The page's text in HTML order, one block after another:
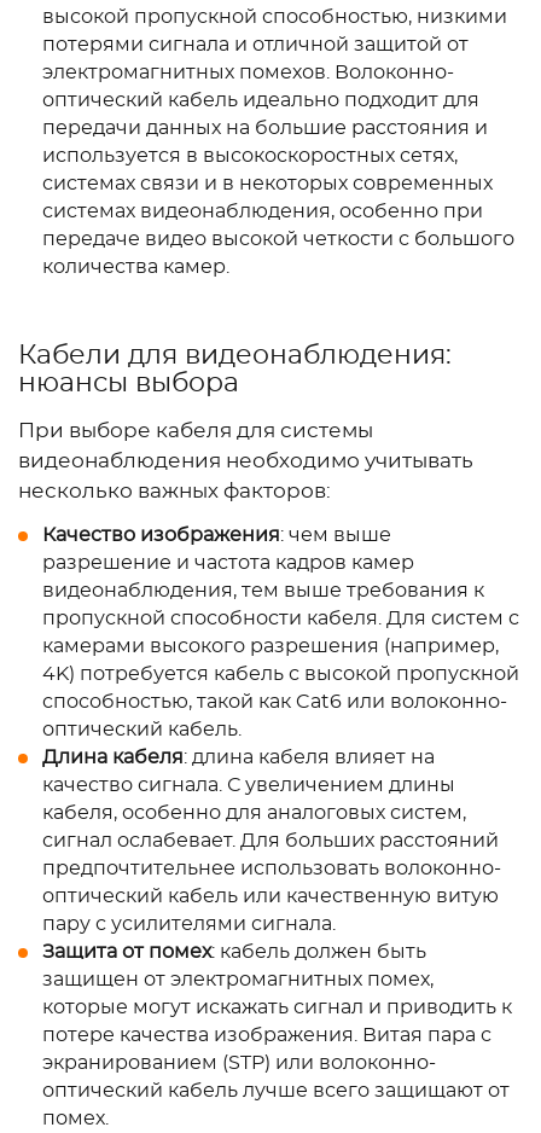
высокой пропускной способностью, низкими
потерями сигнала и отличной защитой от
электромагнитных помехов. Волоконно-
оптический кабель идеально подходит для
передачи данных на большие расстояния и
используется в высокоскоростных сетях,
системах связи и в некоторых современных
системах видеонаблюдения, особенно при
передаче видео высокой четкости с большого
количества камер.
Кабели для видеонаблюдения:
нюансы выбора
При выборе кабеля для системы
видеонаблюдения необходимо учитывать
несколько важных факторов:
Качество изображения: чем выше
разрешение и частота кадров камер
видеонаблюдения, тем выше требования к
пропускной способности кабеля. Для систем с
камерами высокого разрешения (например,
4K) потребуется кабель с высокой пропускной
способностью, такой как Cat6 или волоконно-
оптический кабель.
Длина кабеля: длина кабеля влияет на
качество сигнала. С увеличением длины
кабеля, особенно для аналоговых систем,
сигнал ослабевает. Для больших расстояний
предпочтительнее использовать волоконно-
оптический кабель или качественную витую
пару с усилителями сигнала.
Защита от помех: кабель должен быть
защищен от электромагнитных помех,
которые могут искажать сигнал и приводить к
потере качества изображения. Витая пара с
экранированием (STP) или волоконно-
оптический кабель лучше всего защищают от
помех.